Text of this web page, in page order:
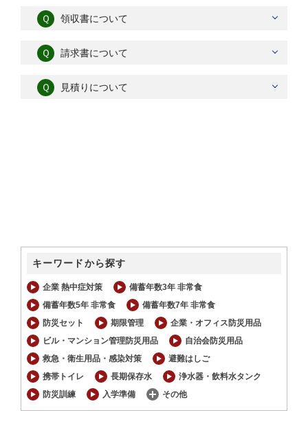
Ｑ 領収書について
Ｑ 請求書について
Ｑ 見積りについて
キーワードから探す
企業 熱中症対策
備蓄年数3年 非常食
備蓄年数5年 非常食
備蓄年数7年 非常食
防災セット
期限管理
企業・オフィス防災用品
ビル・マンション管理防災用品
自治会防災用品
救急・衛生用品・感染対策
避難はしご
携帯トイレ
長期保存水
浄水器・飲料水タンク
防災訓練
入学準備 その他